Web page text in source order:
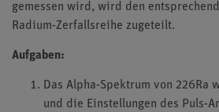
gemessen wird, wird den
Radium-Zerfallsreihe zugeteilt.
Aufgaben:
Das Alpha-Spektrum von 226Ra
und die Einstellungen des Puls-